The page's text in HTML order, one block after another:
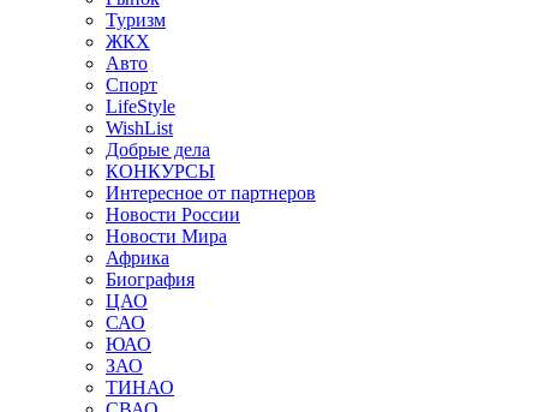
Туризм
ЖКХ
Авто
Спорт
LifeStyle
WishList
Добрые дела
КОНКУРСЫ
Интересное от партнеров
Новости России
Новости Мира
Африка
Биография
ЦАО
САО
ЮАО
ЗАО
ТИНАО